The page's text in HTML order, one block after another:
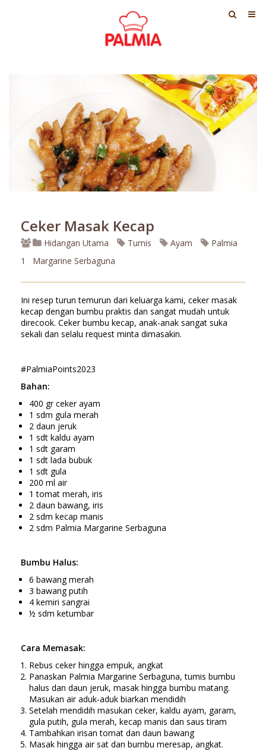
Ceker Masak Kecap
1
Hidangan Utama Tumis Ayam
Palmia
Margarine Serbaguna
Ini resep turun temurun dari keluarga kami, ceker masak
kecap dengan bumbu praktis dan sangat mudah untuk
direcook. Ceker bumbu kecap, anak-anak sangat suka
sekali dan selalu request minta dimasakin.
#PalmiaPoints2023
Bahan:
400 gr ceker ayam
1 sdm gula merah
2 daun jeruk
1 sdt kaldu ayam
1 sdt garam
1 sdt lada bubuk
1 sdt gula
200 ml air
1 tomat merah, iris
2 daun bawang, iris
2 sdm kecap manis
2 sdm Palmia Margarine Serbaguna
Bumbu Halus:
6 bawang merah
3 bawang putih
4 kemiri sangrai
½ sdm ketumbar
Cara Memasak:
Rebus ceker hingga empuk, angkat
Panaskan Palmia Margarine Serbaguna, tumis bumbu
halus dan daun jeruk, masak hingga bumbu matang.
Masukan air aduk-aduk biarkan mendidih
Setelah mendidih masukan ceker, kaldu ayam, garam,
gula putih, gula merah, kecap manis dan saus tiram
Tambahkan irisan tomat dan daun bawang
Masak hingga air sat dan bumbu meresap, angkat.